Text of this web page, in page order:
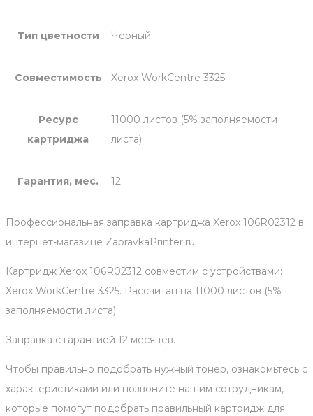
Тип цветности Черный
Совместимость Xerox WorkCentre 3325
Ресурс
картриджа
11000 листов (5% заполняемости
листа)
Гарантия, мес. 12
Профессиональная заправка картриджа Xerox 106R02312 в
интернет-магазине ZapravkaPrinter.ru.
Картридж Xerox 106R02312 совместим с устройствами:
Xerox WorkCentre 3325. Рассчитан на 11000 листов (5%
заполняемости листа).
Заправка с гарантией 12 месяцев.
Чтобы правильно подобрать нужный тонер, ознакомьтесь с
характеристиками или позвоните нашим сотрудникам,
которые помогут подобрать правильный картридж для